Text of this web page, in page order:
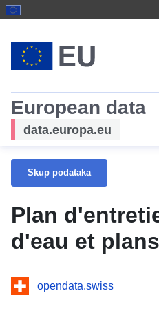
European data
data.europa.eu
Skup podataka
Plan
d'eau et
opendata.swiss